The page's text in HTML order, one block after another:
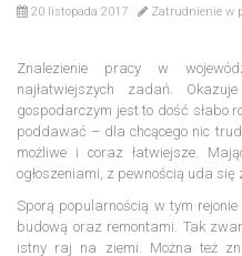
20 listopada 2017 Zatrudnienie w
Znalezienie pracy w
najłatwiejszych zadań.
gospodarczym jest to dość słabo
poddawać – dla chcącego nic
możliwe i coraz łatwiejsze.
ogłoszeniami, z pewnością uda się
Sporą popularnością w tym
budową oraz remontami. Tak
istny raj na ziemi. Można też